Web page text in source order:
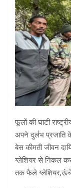
फूलों की घाटी
अपने दुर्लभ प्रजाति
बेस कीमती जीवन
ग्लेशियर से निकल कर
तक फैले ग्लेशियर,ऊंचे